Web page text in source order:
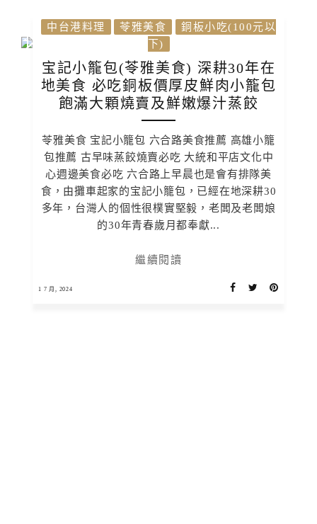
中台港料理 苓雅美食
銅板小吃(100元以
下)
宝記小籠包(苓雅美食) 深耕30年在
地美食 必吃銅板價厚皮鮮肉小籠包
飽滿大顆燒賣及鮮嫩爆汁蒸餃
苓雅美食 宝記小籠包 六合路美食推薦 高雄小籠
包推薦 古早味蒸餃燒賣必吃 大統和平店文化中
心週邊美食必吃 六合路上早晨也是會有排隊美
食，由攤車起家的宝記小籠包，已經在地深耕30
多年，台灣人的個性很樸實堅毅，老闆及老闆娘
的30年青春歲月都奉獻...
繼續閱讀
1 7 月, 2024